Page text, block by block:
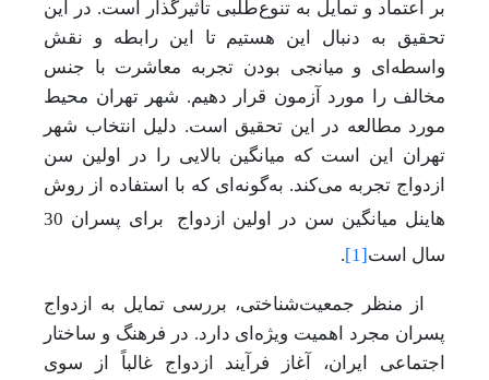
بر اعتماد و تمایل به تنوع‌طلبی تاثیرگذار است. در این
تحقیق به دنبال این هستیم تا این رابطه و نقش
واسطه‌ای و میانجی بودن تجربه معاشرت با جنس
مخالف را مورد آزمون قرار دهیم. شهر تهران محیط
مورد مطالعه در این تحقیق است. دلیل انتخاب شهر
تهران این است که میانگین بالایی را در اولین سن
ازدواج تجربه می‌کند. به‌گونه‌ای که با استفاده از روش
هاینل میانگین سن در اولین ازدواج
برای پسران 30
سال است [1]
.
از منظر جمعیت‌شناختی، بررسی تمایل به ازدواج
پسران مجرد اهمیت ویژه‌ای دارد. در فرهنگ و ساختار
اجتماعی ایران، آغاز فرآیند ازدواج غالباً از سوی